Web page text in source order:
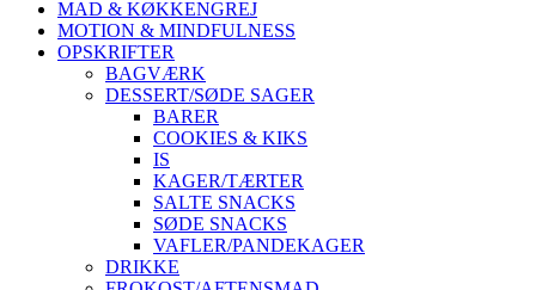
MAD & KØKKENGREJ
MOTION & MINDFULNESS
OPSKRIFTER
BAGVÆRK
DESSERT/SØDE SAGER
BARER
COOKIES & KIKS
IS
KAGER/TÆRTER
SALTE SNACKS
SØDE SNACKS
VAFLER/PANDEKAGER
DRIKKE